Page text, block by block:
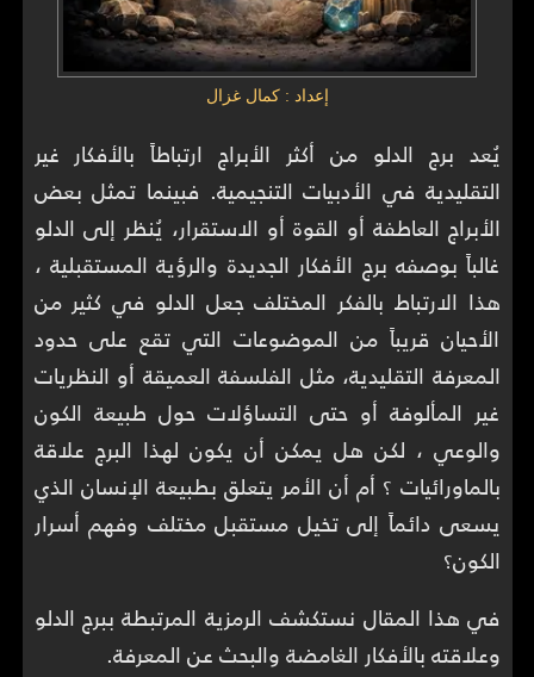
إعداد : كمال غزال
يُعد برج الدلو من أكثر الأبراج ارتباطاً بالأفكار غير
التقليدية في الأدبيات التنجيمية. فبينما تمثل بعض
الأبراج العاطفة أو القوة أو الاستقرار، يُنظر إلى الدلو
غالباً بوصفه برج الأفكار الجديدة والرؤية المستقبلية ،
هذا الارتباط بالفكر المختلف جعل الدلو في كثير من
الأحيان قريباً من الموضوعات التي تقع على حدود
المعرفة التقليدية، مثل الفلسفة العميقة أو النظريات
غير المألوفة أو حتى التساؤلات حول طبيعة الكون
والوعي ، لكن هل يمكن أن يكون لهذا البرج علاقة
بالماورائيات ؟ أم أن الأمر يتعلق بطبيعة الإنسان الذي
يسعى دائماً إلى تخيل مستقبل مختلف وفهم أسرار
الكون؟
في هذا المقال نستكشف الرمزية المرتبطة ببرج الدلو
وعلاقته بالأفكار الغامضة والبحث عن المعرفة.